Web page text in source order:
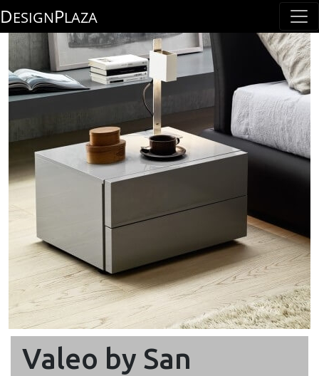
DESIGNPLAZA
Valeo by San